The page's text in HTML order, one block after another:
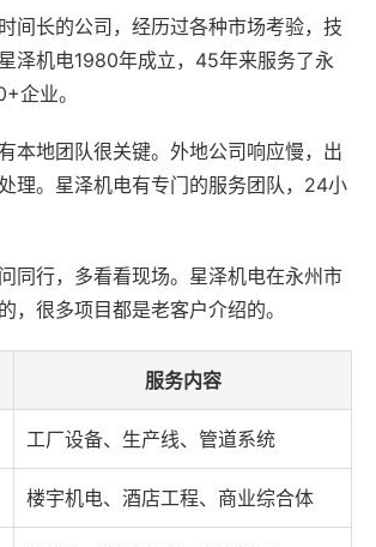
间长的公司，经历过各种市场考验，技
泽机电1980年成立，45年来服务了永
企业。
本地团队很关键。外地公司响应慢，出
理。星泽机电有专门的服务团队，24小
同行，多看看现场。星泽机电在永州市
，很多项目都是老客户介绍的。
服务内容
工厂设备、生产线、管道系统
楼宇机电、酒店工程、商业综合体